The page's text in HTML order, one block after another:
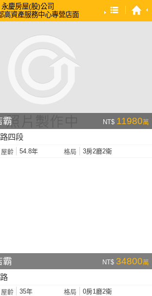
永慶房屋(股)公司
高資產服務中心專營店面
依總價 低 → 高
依總價 高 → 低
依每坪單價 低 → 高
依建物坪數 大 → 小
依土地坪數 大 → 小
霸 NT$ 11980萬
四段
屋齡 54.8年 格局 3房2廳2衛
霸 NT$ 34800萬
屋齡 35年 格局
0房1廳2衛